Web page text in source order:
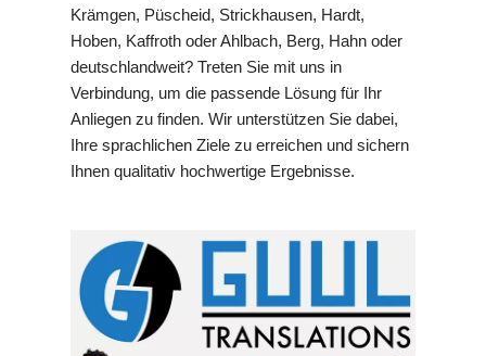
Krämgen, Püscheid, Strickhausen, Hardt,
Hoben, Kaffroth oder Ahlbach, Berg, Hahn oder
deutschlandweit? Treten Sie mit uns in
Verbindung, um die passende Lösung für Ihr
Anliegen zu finden. Wir unterstützen Sie dabei,
Ihre sprachlichen Ziele zu erreichen und sichern
Ihnen qualitativ hochwertige Ergebnisse.